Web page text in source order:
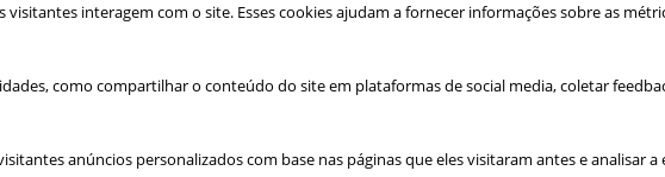
interagem com o site. Esses cookies ajudam a fornecer informações sobre as
como compartilhar o conteúdo do site em plataformas de social media, coletar
anúncios personalizados com base nas páginas que eles visitaram antes e analisar